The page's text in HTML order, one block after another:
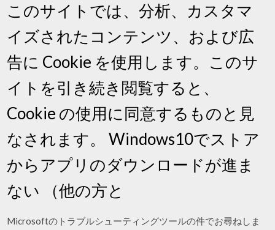
このサイトでは、分析、カスタマ
イズされたコンテンツ、および広
告に Cookie を使用します。このサ
イトを引き続き閲覧すると、
Cookie の使用に同意するものと見
なされます。 Windows10でストア
からアプリのダウンロードが進ま
ない （他の方と
Microsoftのトラブルシューティングツールの件でお尋ねしま